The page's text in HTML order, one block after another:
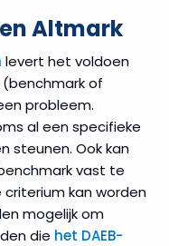
Altmark
levert het voldoen
of
probleem.
al een specifieke
steunen. Ook kan
vast te
kan worden
mogelijk om
die het DAEB-